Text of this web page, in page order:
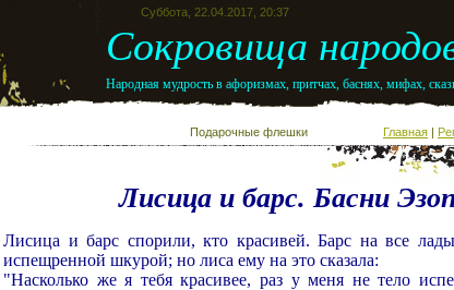
Суббота, 22.04.2017, 20:37
Сокровища
Народная мудрость в афоризмах, притчах, баснях, мифах,
Подарочные флешки Главная |
Лисица и барс. Басни
Лисица и барс спорили, кто красивей. Барс на все лады
испещренной шкурой; но лиса ему на это сказала:
"Насколько же я тебя красивее, раз у меня не тело